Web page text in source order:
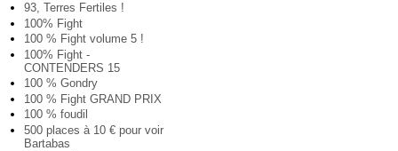
93, Terres Fertiles !
100% Fight
100 % Fight volume 5 !
100% Fight -
CONTENDERS 15
100 % Gondry
100 % Fight GRAND PRIX
100 % foudil
500 places à 10 € pour voir
Bartabas